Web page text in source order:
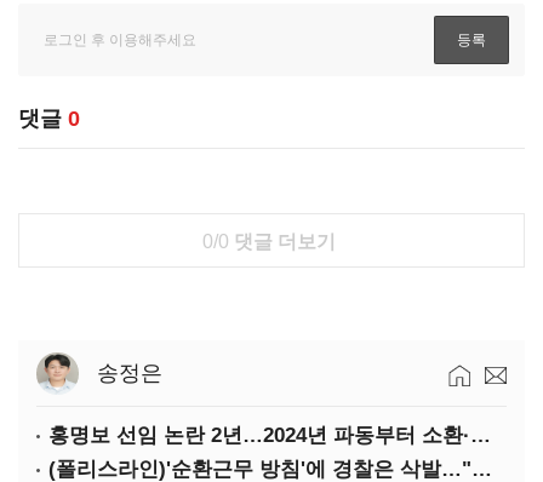
댓글 0
0/0 댓글 더보기
송정은
홍명보 선임 논란 2년…2024년 파동부터 소환·압색까지
(폴리스라인)'순환근무 방침'에 경찰은 삭발…"베테랑·수사력 보강 먼저"